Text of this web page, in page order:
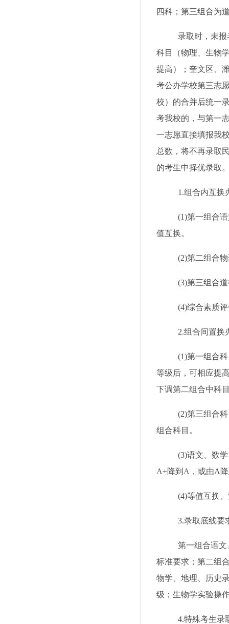
四科；第三组合为
录取时，未
科目（物理、生物
提高）；奎文区、
考公办学校第三志
校）的合并后统一
考我校的，与第一
一志愿直接填报我
总数，将不再录取
的考生中择优录取
1.组合内互换
(1)第一组合
值互换。
(2)第二组合
(3)第三组合
(4)综合素质
2.组合间置换
(1)第一组合
等级后，可相应提
下调第二组合中科
(2)第三组合
组合科目。
(3)语文、数
A+降到A，或由A
(4)等值互换
3.录取底线要
第一组合语
标准要求； 第二组
物学 、地理、历史
级；生物学实验操
4.特殊考生录